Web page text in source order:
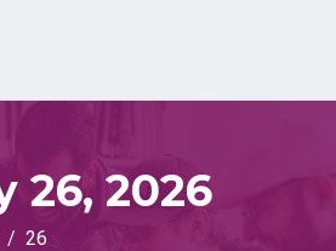
26, 2026
26